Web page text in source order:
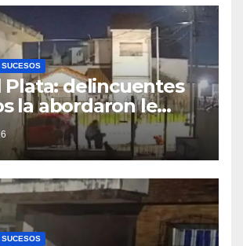
SUCESOS
Plata: delincuentes
la abordaron le
el auto a una mujer
llevan a su nieta
SUCESOS